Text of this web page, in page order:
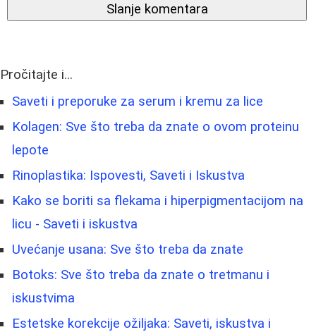
Slanje komentara
Pročitajte i...
Saveti i preporuke za serum i kremu za lice
Kolagen: Sve što treba da znate o ovom proteinu
lepote
Rinoplastika: Ispovesti, Saveti i Iskustva
Kako se boriti sa flekama i hiperpigmentacijom na
licu - Saveti i iskustva
Uvećanje usana: Sve što treba da znate
Botoks: Sve što treba da znate o tretmanu i
iskustvima
Estetske korekcije ožiljaka: Saveti, iskustva i